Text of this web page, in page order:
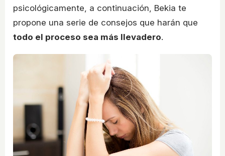
psicológicamente, a continuación, Bekia te
propone una serie de consejos que harán que
todo el proceso sea más llevadero.